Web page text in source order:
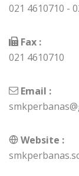
021 4610710 -
Fax :
021 4610710
Email :
Website :